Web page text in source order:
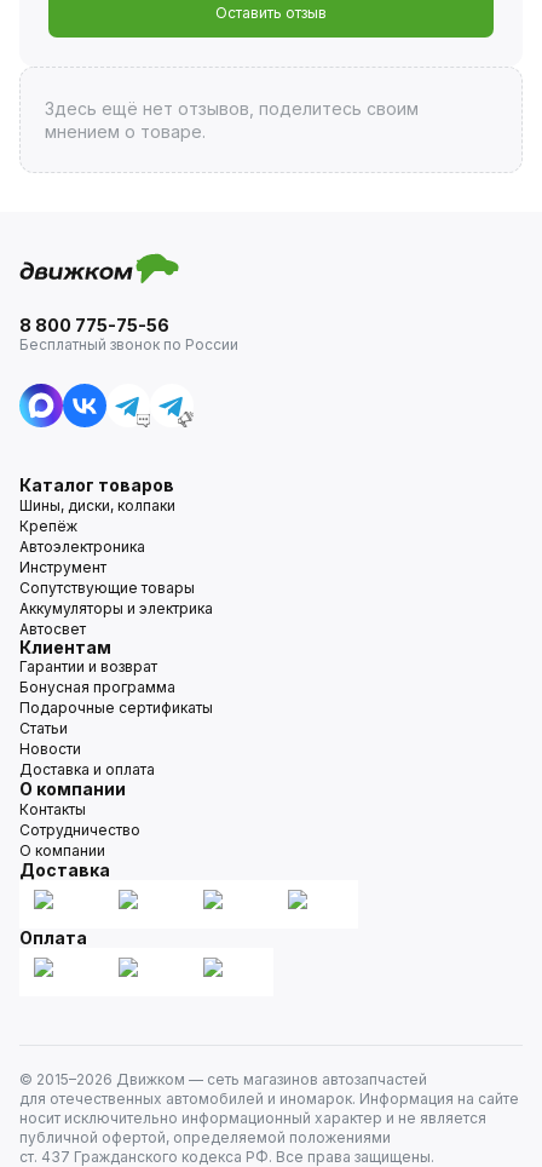
Оставить отзыв
Здесь ещё нет отзывов, поделитесь своим
мнением о товаре.
8 800 775-75-56
Бесплатный звонок по России
Каталог товаров
Шины, диски, колпаки
Крепёж
Автоэлектроника
Инструмент
Сопутствующие товары
Аккумуляторы и электрика
Автосвет
Клиентам
Гарантии и возврат
Бонусная программа
Подарочные сертификаты
Статьи
Новости
Доставка и оплата
О компании
Контакты
Сотрудничество
О компании
Доставка
Оплата
© 2015–2026 Движком — сеть магазинов автозапчастей
для отечественных автомобилей и иномарок. Информация на сайте
носит исключительно информационный характер и не является
публичной офертой, определяемой положениями
ст. 437 Гражданского кодекса РФ. Все права защищены.